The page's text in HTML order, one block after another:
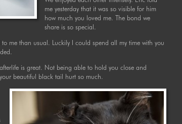
me yesterday that it was so visible for him
how much you loved me. The bond we
share is so special.
to me than usual. Luckily I could spend all my time with you
is great. Not being able to hold you close and
beautiful black tail hurt so much.